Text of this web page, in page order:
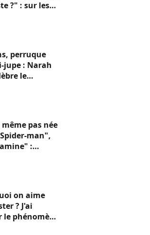
?" : sur les
cette
perruque
jupe : Narah
le
avec son
aîné
pas née
man",
:
cet acteur
que lui
on aime
? J'ai
phénomène
(et ça